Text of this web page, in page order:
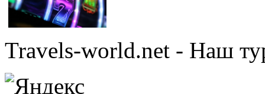
Travels-world.net - Наш